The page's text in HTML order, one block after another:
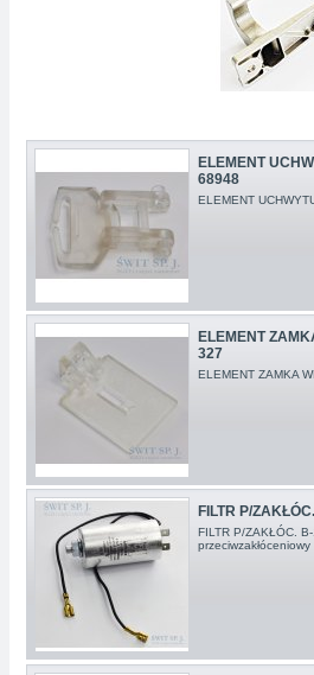
ELEMENT
68948
ELEMENT
ELEMENT
327
ELEMENT ZAMKA
FILTR P/
FILTR P/ZAKŁÓC.